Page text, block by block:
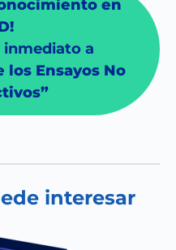
en
inmediato a
los Ensayos No
interesar